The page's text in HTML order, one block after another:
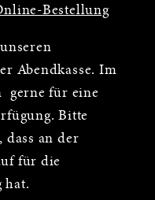
Bestellung
Abendkasse. Im
gerne für eine
Bitte
dass an der
für die
hat.